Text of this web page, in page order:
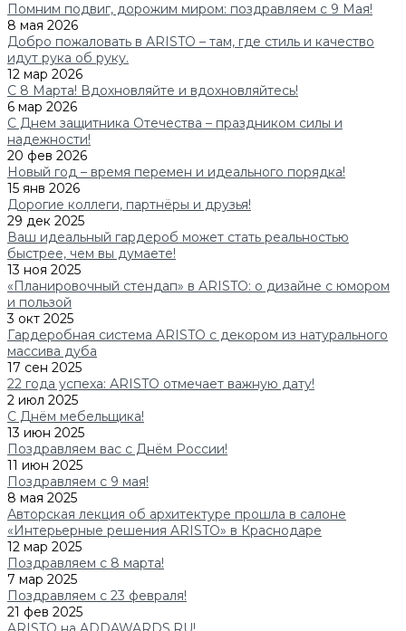
Помним подвиг, дорожим миром: поздравляем с 9 Мая!
8 мая 2026
Добро пожаловать в ARISTO – там, где стиль и качество
идут рука об руку.
12 мар 2026
С 8 Марта! Вдохновляйте и вдохновляйтесь!
6 мар 2026
С Днем защитника Отечества – праздником силы и
надежности!
20 фев 2026
Новый год – время перемен и идеального порядка!
15 янв 2026
Дорогие коллеги, партнёры и друзья!
29 дек 2025
Ваш идеальный гардероб может стать реальностью
быстрее, чем вы думаете!
13 ноя 2025
«Планировочный стендап» в ARISTO: о дизайне с юмором
и пользой
3 окт 2025
Гардеробная система ARISTO с декором из натурального
массива дуба
17 сен 2025
22 года успеха: АRISTO отмечает важную дату!
2 июл 2025
С Днём мебельщика!
13 июн 2025
Поздравляем вас с Днём России!
11 июн 2025
Поздравляем с 9 мая!
8 мая 2025
Авторская лекция об архитектуре прошла в салоне
«Интерьерные решения ARISTO» в Краснодаре
12 мар 2025
Поздравляем с 8 марта!
7 мар 2025
Поздравляем с 23 февраля!
21 фев 2025